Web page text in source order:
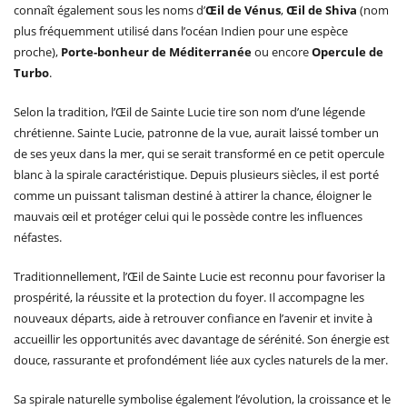
connaît également sous les noms d’Œil de Vénus,Œil de Shiva (nom
plus fréquemment utilisé dans l’océan Indien pour une espèce
proche), Porte-bonheur de Méditerranéeou encoreOpercule de
Turbo.
Selon la tradition, l’Œil de Sainte Lucie tire son nom d’une légende
chrétienne. Sainte Lucie, patronne de la vue, aurait laissé tomber un
de ses yeux dans la mer, qui se serait transformé en ce petit opercule
blanc à la spirale caractéristique. Depuis plusieurs siècles, il est porté
comme un puissant talisman destiné à attirer la chance, éloigner le
mauvais œil et protéger celui qui le possède contre les influences
néfastes.
Traditionnellement, l’Œil de Sainte Lucie est reconnu pour favoriser la
prospérité, la réussite et la protection du foyer. Il accompagne les
nouveaux départs, aide à retrouver confiance en l’avenir et invite à
accueillir les opportunités avec davantage de sérénité. Son énergie est
douce, rassurante et profondément liée aux cycles naturels de la mer.
Sa spirale naturelle symbolise également l’évolution, la croissance et le